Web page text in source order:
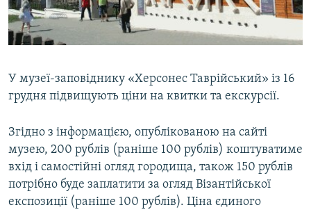
ВІДЕОУРОКИ «ELIFBE»
СВІДЧЕННЯ ОКУПАЦІЇ
ІНФОГРАФІКА
Русский
Qırımtatar
ДОЛУЧАЙСЯ!
Усі сайти RFE/RL
У музеї-заповіднику «Херсонес Таврійський» із 16
грудня підвищують ціни на квитки та екскурсії.
Згідно з інформацією, опублікованою на сайті
музею, 200 рублів (раніше 100 рублів) коштуватиме
вхід і самостійні огляд городища, також 150 рублів
потрібно буде заплатити за огляд Візантійської
експозиції (раніше 100 рублів). Ціна єдиного